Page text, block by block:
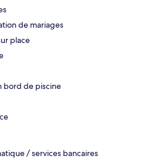
de mariages
place
bord de piscine
/ services bancaires